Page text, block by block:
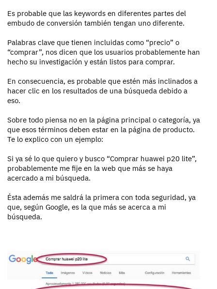
Es probable que las keywords en diferentes partes del
embudo de conversión también tengan uno diferente.
Palabras clave que tienen incluidas como “precio” o
“comprar”, nos dicen que los usuarios probablemente han
hecho su investigación y están listos para comprar.
En consecuencia, es probable que estén más inclinados a
hacer clic en los resultados de una búsqueda debido a
eso.
Sobre todo piensa no en la página principal o categoría, ya
que esos términos deben estar en la página de producto.
Te lo explico con un ejemplo:
Si ya sé lo que quiero y busco “Comprar huawei p20 lite”,
probablemente me fije en la web que más se haya
acercado a mi búsqueda.
Ésta además me saldrá la primera con toda seguridad, ya
que, según Google, es la que más se acerca a mi
búsqueda.